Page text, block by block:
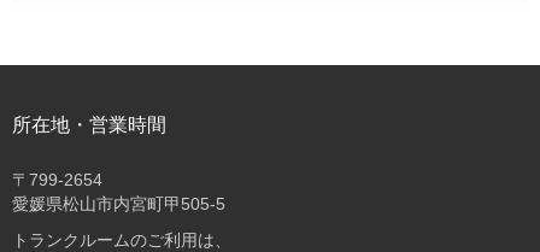
所在地・営業時間
〒 799-2654
愛媛県松山市内宮町甲505-5
トランクルームのご利用は、